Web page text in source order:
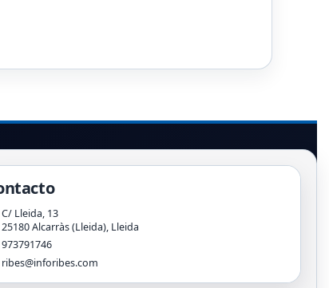
C/ Lleida, 13
25180Alcarràs (Lleida), Lleida
973791746
ribes@inforibes.com